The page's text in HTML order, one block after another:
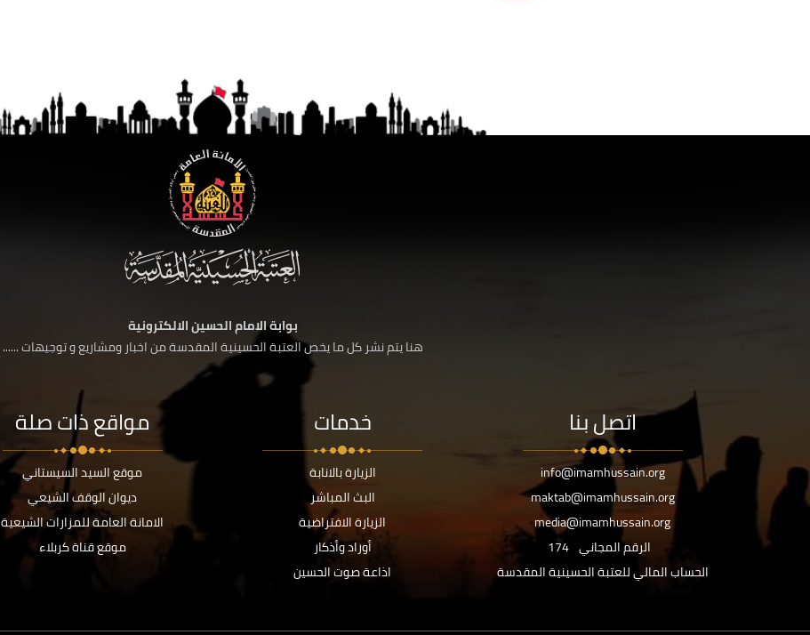
بوابة الامام الحسين الالكترونية
هنا يتم نشر كل ما يخص العتبة الحسينية المقدسة من اخبار ومشاريع و توجيهات ......
اتصل بنا
info@imamhussain.org
maktab@imamhussain.org
media@imamhussain.org
الرقم المجاني 174
الحساب المالي للعتبة الحسينية المقدسة
خدمات
الزيارة بالانابة
البث المباشر
الزيارة الافتراضية
أوراد وأذكار
اذاعة صوت الحسين
مواقع ذات صلة
موقع السيد السيستاني
ديوان الوقف الشيعي
الامانة العامة للمزارات الشيعية
موقع قناة كربلاء